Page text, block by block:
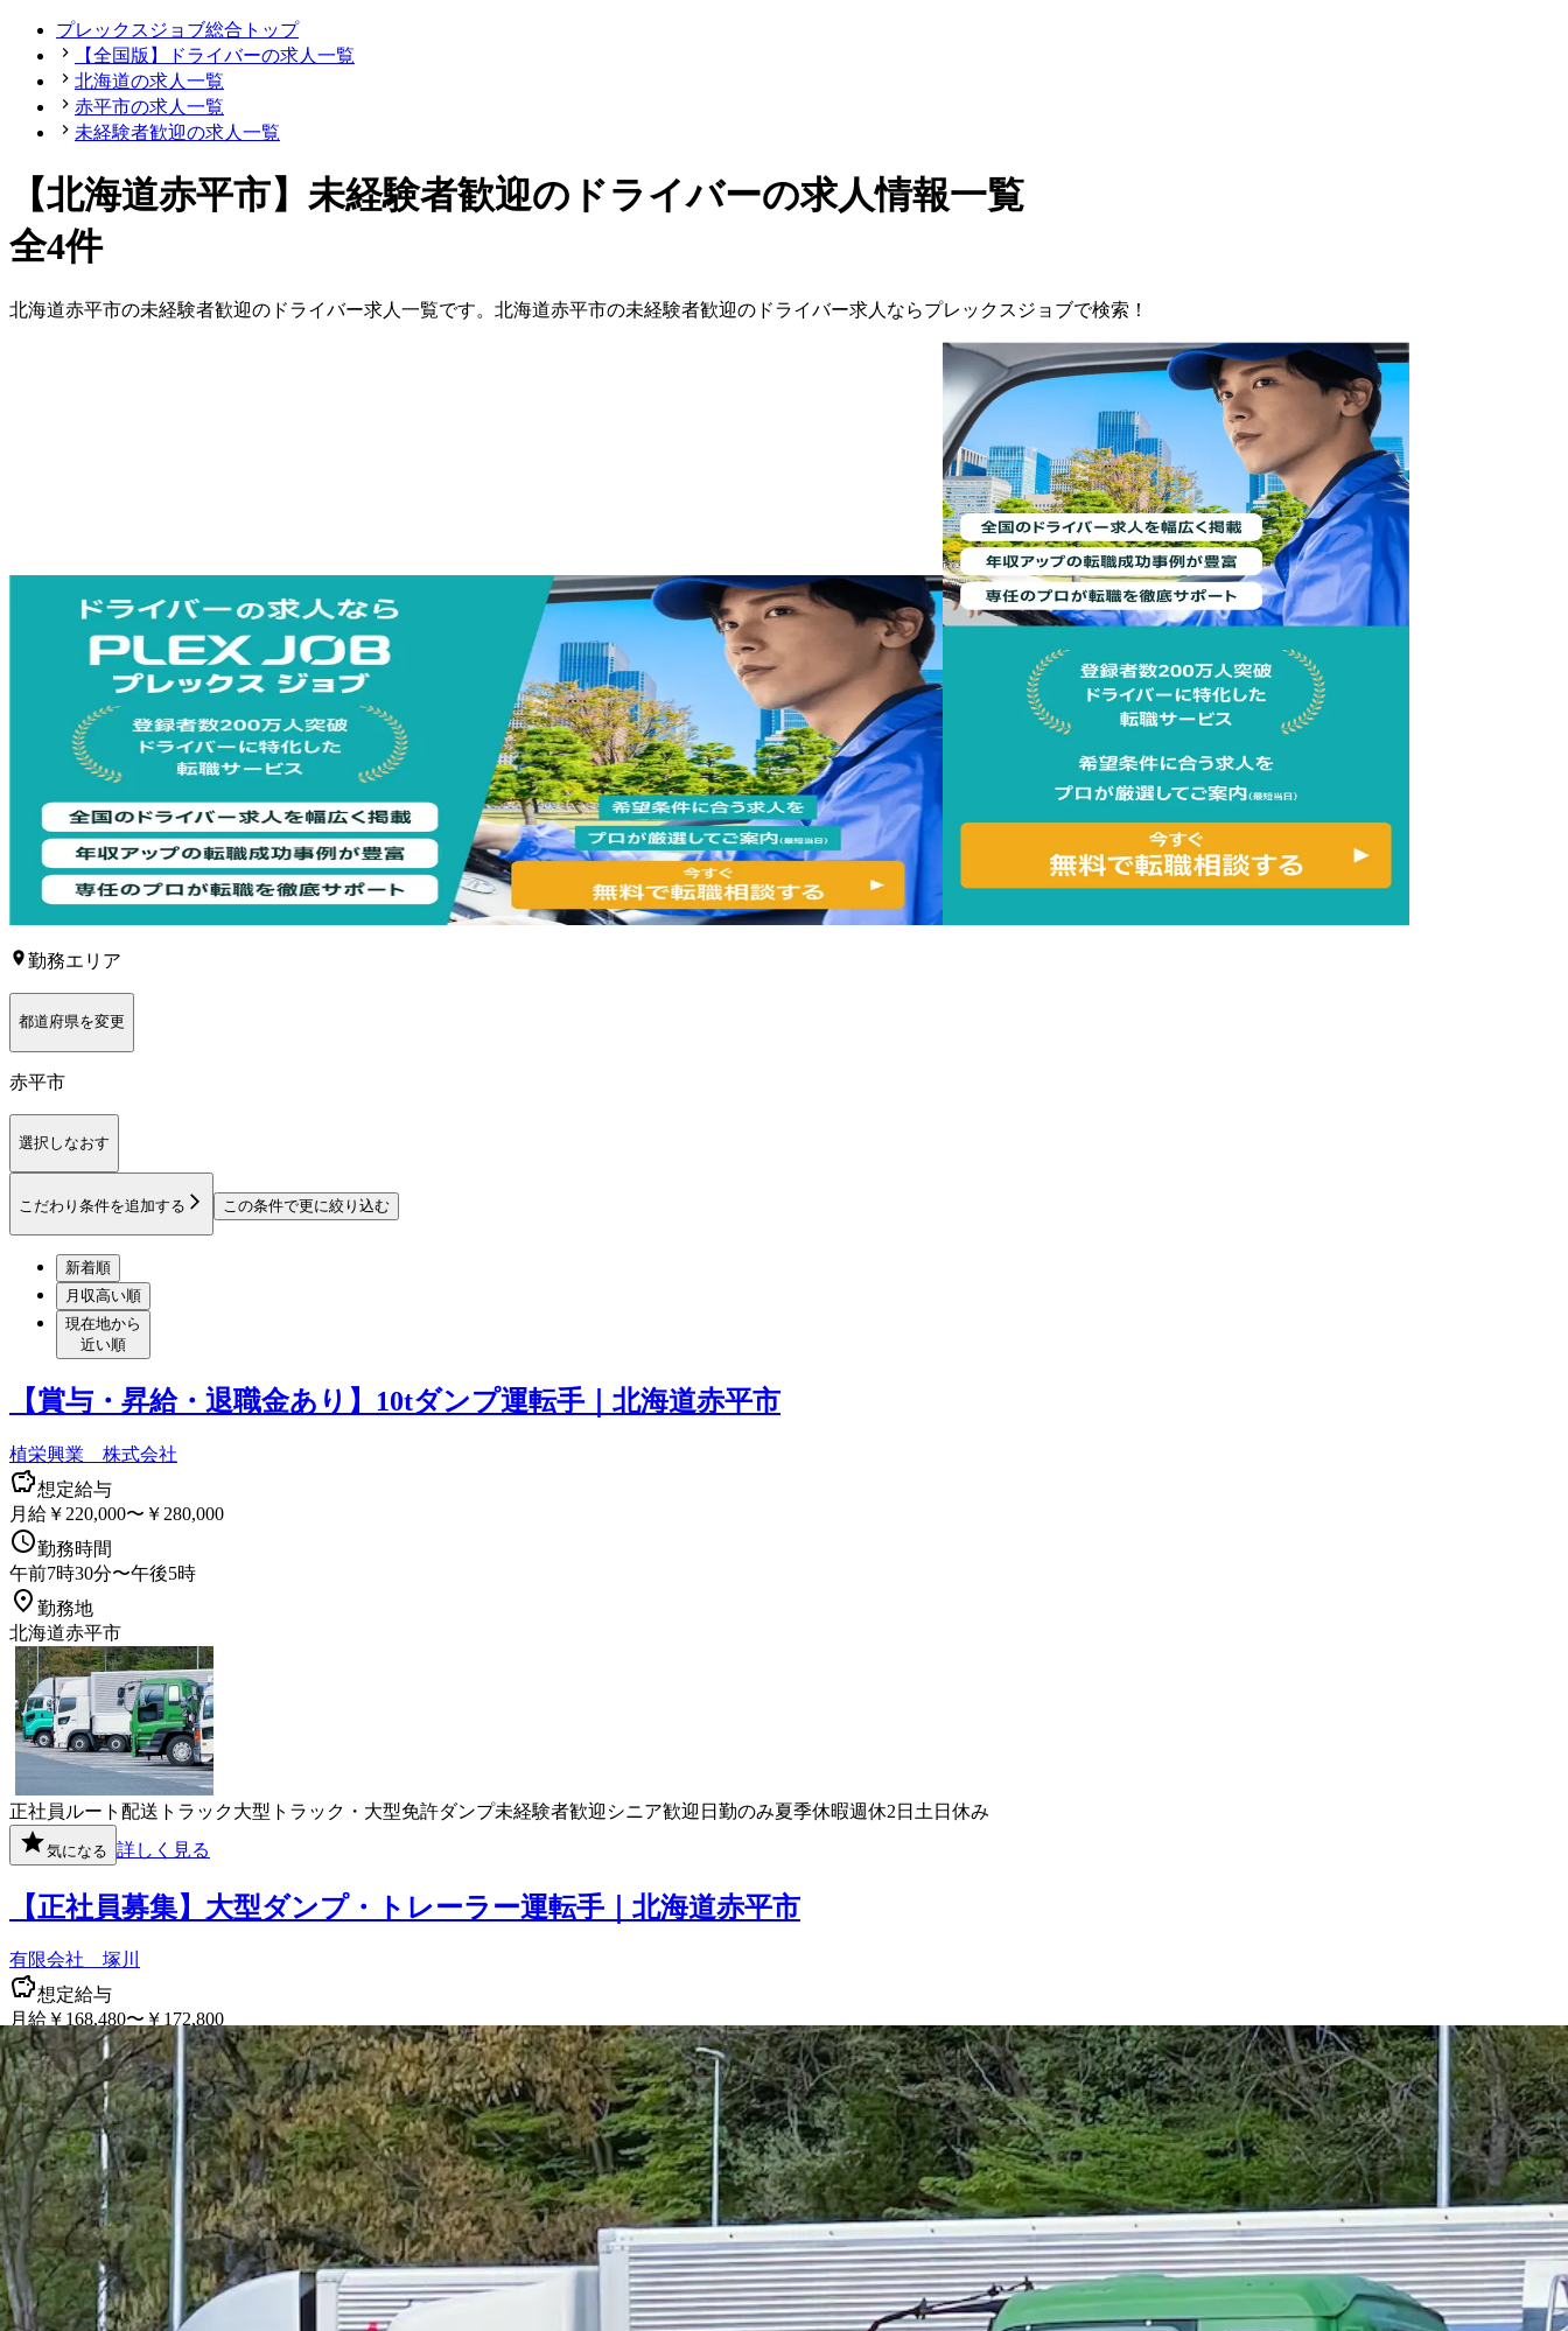
プレックスジョブ総合トップ
【全国版】ドライバーの求人一覧
北海道の求人一覧
赤平市の求人一覧
未経験者歓迎の求人一覧
【北海道赤平市】未経験者歓迎のドライバーの求人情報一覧
全4件
北海道赤平市の未経験者歓迎の ドライバー求人一覧です。 北海道赤平市の未経験者歓迎の ドライバー求人ならプレックスジョブで検索！
勤務エリア
都道府県を変更
赤平市
選択しなおす
こだわり条件を追加する この条件で更に絞り込む
新着順
月収高い順
現在地から
近い順
【賞与・昇給・退職金あり】10tダンプ運転手｜北海道赤平市
植栄興業 株式会社
想定給与
月給￥220,000〜￥280,000
勤務時間
午前7時30分〜午後5時
勤務地
北海道赤平市
正社員 ルート配送 トラック大型トラック・大型免許ダンプ未経験者歓迎 シニア歓迎 日勤のみ夏季休暇週休2日 土日休み
気になる 詳しく見る
【正社員募集】大型ダンプ・トレーラー運転手｜北海道赤平市
有限会社 塚川
想定給与
月給￥168,480〜￥172,800
勤務時間
午前5時〜午後2時
勤務地
北海道赤平市
正社員建設トラック 大型トラック・大型免許ダンプ 未経験者歓迎シニア歓迎日勤のみ夏季休暇週休2日